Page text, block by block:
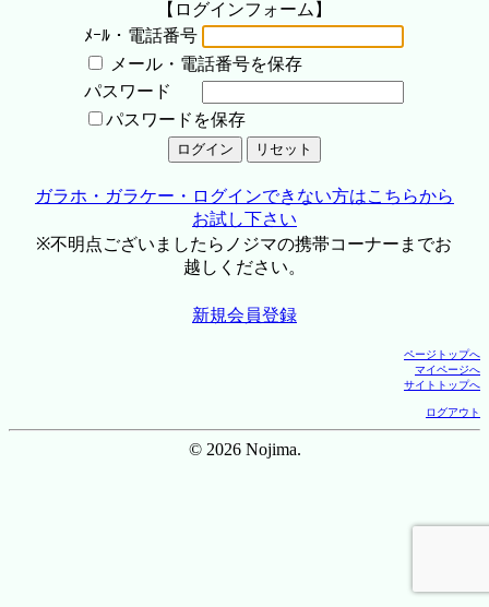
【ログインフォーム】
ﾒｰﾙ・電話番号
メール・電話番号を保存
パスワード
パスワードを保存
ガラホ・ガラケー・ログインできない方はこちらから
お試し下さい
※不明点ございましたらノジマの携帯コーナーまでお
越しください。
新規会員登録
ページトップへ
マイページへ
サイトトップへ
ログアウト
© 2026 Nojima.